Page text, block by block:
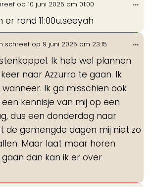
op 10 juni 2025 om 01:00
er rond 11:00u.seeyah
...
schreef op 9 juni 2025 om 23:15
Ik heb wel plannen
naar Azzurra te gaan. Ik
Ik ga misschien ook
kennisje van mij op een
dus een donderdag naar
de gemengde dagen mij niet zo
Maar laat maar horen
dan kan ik er over
...